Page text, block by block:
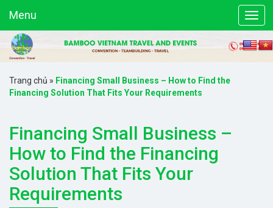
Menu
Trang chủ » Financing Small Business – How to Find the
Financing Solution That Fits Your Requirements
Financing Small Business –
How to Find the Financing
Solution That Fits Your
Requirements